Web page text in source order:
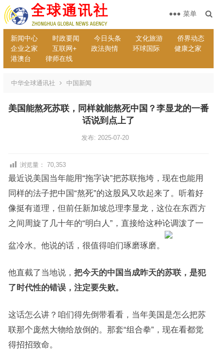
新闻中心 时政要闻 今日头条 文化旅游
侨界动态
企业之家
互联网+ 政法舆情 环球国际
健康之家
港澳台
律师在线
菜单
中华全球通讯社 中国新闻
美国能熬死苏联，同样就能熬死中国？李显龙的一番
话说到点上了
发布: 2025-07-20
浏览量： 70,353
最近说美国当年能用“拖字诀”把苏联拖垮，现在也能用
同样的法子把中国“熬死”的这股风又吹起来了。听着好
像挺有道理，但前任新加坡总理李显龙，这位在东西方
之间周旋了几十年的“明白人”，直接给这种论调泼了一
盆冷水。他说的话，很值得咱们琢磨琢磨。
他直截了当地说， 把今天的中国当成昨天的苏联，是犯
了时代性的错误，注定要失败。
这话怎么讲？咱们得先倒带看看，当年美国是怎么把苏
联那个庞然大物给放倒的。那套“组合拳”，现在看都觉
得招招致命。